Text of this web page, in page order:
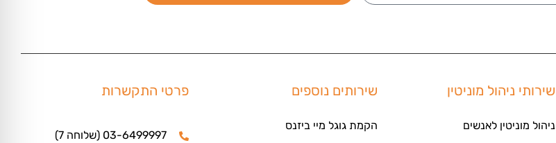
שירותי ניהול מוניטין
ניהול מוניטין לאנשים
שירותים נוספים
הקמת גוגל מיי ביזנס
פרטי התקשרות
03-6499997 (שלוחה 7)